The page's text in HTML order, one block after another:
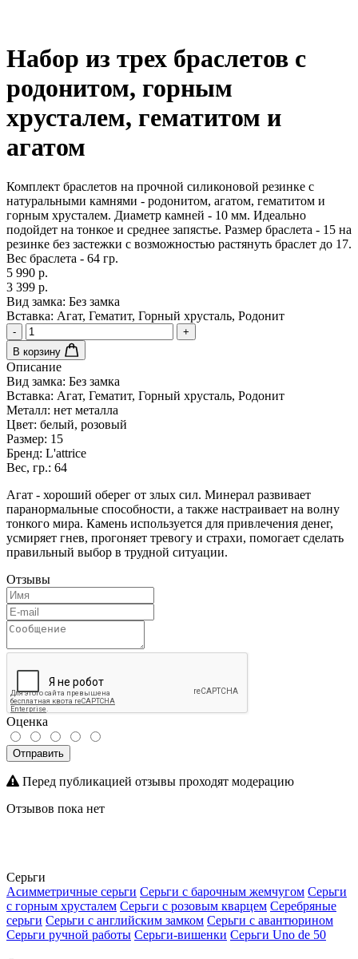
Набор из трех браслетов с
родонитом, горным
хрусталем, гематитом и
агатом
Комплект браслетов на прочной силиконовой резинке с
натуральными камнями - родонитом, агатом, гематитом и
горным хрусталем. Диаметр камней - 10 мм. Идеально
подойдет на тонкое и среднее запястье. Размер браслета - 15 на
резинке без застежки с возможностью растянуть браслет до 17.
Вес браслета - 64 гр.
5 990 р.
3 399 р.
Вид замка: Без замка
Вставка: Агат, Гематит, Горный хрусталь, Родонит
-
+
В корзину
Описание
Вид замка: Без замка
Вставка: Агат, Гематит, Горный хрусталь, Родонит
Металл: нет металла
Цвет: белый, розовый
Размер: 15
Бренд: L'attrice
Вес, гр.: 64
Агат - хороший оберег от злых сил. Минерал развивает
паранормальные способности, а также настраивает на волну
тонкого мира. Камень используется для привлечения денег,
усмиряет гнев, прогоняет тревогу и страхи, помогает сделать
правильный выбор в трудной ситуации.
Отзывы
Оценка
Отправить
Перед публикацией отзывы проходят модерацию
Отзывов пока нет
Серьги
Асимметричные серьги Серьги с барочным жемчугом Серьги
с горным хрусталем Серьги с розовым кварцем Серебряные
серьги Серьги с английским замком Серьги с авантюрином
Серьги ручной работы Серьги-вишенки Серьги Uno de 50